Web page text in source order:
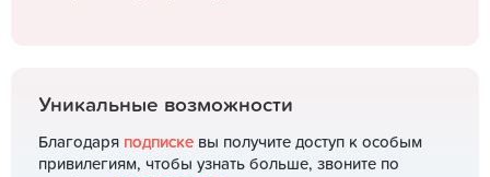
Уникальные возможности
Благодаря подписке вы получите доступ к особым
привилегиям, чтобы узнать больше, звоните по